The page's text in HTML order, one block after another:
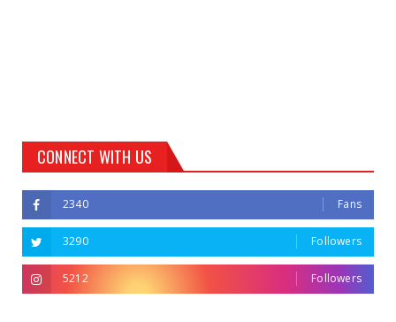
CONNECT WITH US
2340 Fans
3290 Followers
5212 Followers